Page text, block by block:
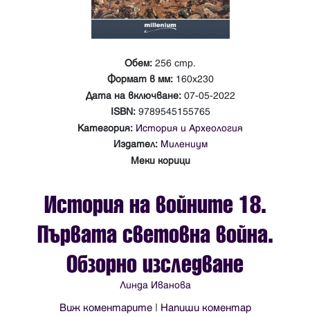
Обем: 256 стр.
Формат в мм: 160х230
Дата на включване: 07-05-2022
ISBN: 9789545155765
Категория: История и Археология
Издател: Милениум
Меки корици
История на войните 18.
Първата световна война.
Обзорно изследване
Линда Иванова
Виж коментарите | Напиши коментар